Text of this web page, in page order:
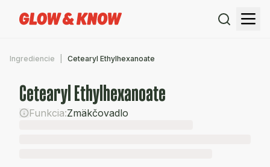
Ingrediencie Cetearyl Ethylhexanoate
Cetearyl Ethylhexanoate
Funkcia:Zmäkčovadlo